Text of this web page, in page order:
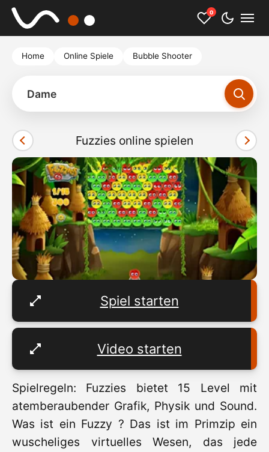
0
Home Online Spiele Bubble Shooter
Fuzzies online spielen
Spiel starten
Video starten
Spielregeln: Fuzzies bietet 15 Level mit
atemberaubender Grafik, Physik und Sound.
Was ist ein Fuzzy ? Das ist im Primzip ein
wuscheliges virtuelles Wesen, das jede